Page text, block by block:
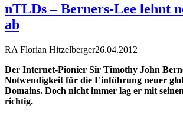
nTLDs – Berners-Lee lehnt
ab
RA Florian Hitzelberger26.04.2012
Der Internet-Pionier Sir Timothy John
Notwendigkeit für die Einführung neuer
Domains. Doch nicht immer lag er mit
richtig.